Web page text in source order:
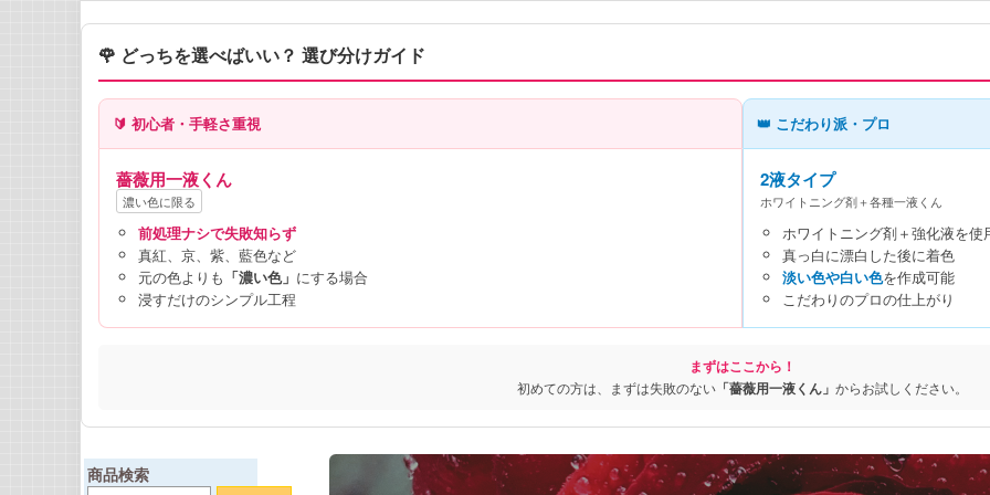
🌹 どっちを選べばいい？ 選び分けガイド
🔰 初心者・手軽さ重視 👑 こだわり派・プロ
薔薇用一液くん
濃い色に限る
前処理ナシで失敗知らず
真紅、京、紫、藍色など
元の色よりも 「濃い色」 にする場合
浸すだけのシンプル工程
2液タイプ
ホワイトニング剤＋各種一液くん
ホワイトニング剤＋強化液を使
真っ白に漂白した後に着色
淡い色や白い色を作成可能
こだわりのプロの仕上がり
まずはここから！
初めての方は、まずは失敗のない 「薔薇用一液くん」 からお試しください。
商品検索